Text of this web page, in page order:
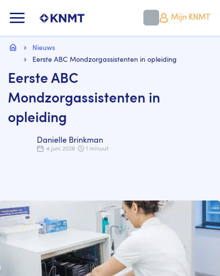
naar
gaan
Mijn KNMT
Kruimelpad
HomeNieuws
Eerste ABC Mondzorgassistenten in opleiding
Eerste ABC
Mondzorgassistenten in
opleiding
Danielle Brinkman
4 juni 2026 1 minuut